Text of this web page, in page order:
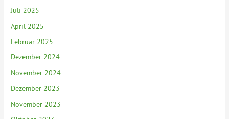
Juli 2025
April 2025
Februar 2025
Dezember 2024
November 2024
Dezember 2023
November 2023